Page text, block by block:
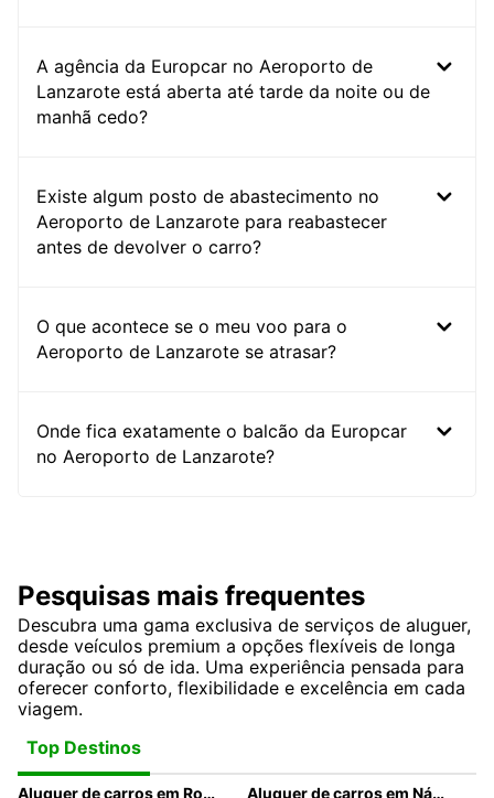
A agência da Europcar no Aeroporto de
Lanzarote está aberta até tarde da noite ou de
manhã cedo?
Existe algum posto de abastecimento no
Aeroporto de Lanzarote para reabastecer
antes de devolver o carro?
O que acontece se o meu voo para o
Aeroporto de Lanzarote se atrasar?
Onde fica exatamente o balcão da Europcar
no Aeroporto de Lanzarote?
Pesquisas mais frequentes
Descubra uma gama exclusiva de serviços de aluguer,
desde veículos premium a opções flexíveis de longa
duração ou só de ida. Uma experiência pensada para
oferecer conforto, flexibilidade e excelência em cada
viagem.
Top Destinos
Aluguer de carros em Roma
Aluguer de carros em Nápoles